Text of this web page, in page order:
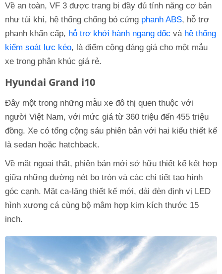
Về an toàn, VF 3 được trang bị đầy đủ tính năng cơ bản
như túi khí, hệ thống chống bó cứng phanh ABS, hỗ trợ
phanh khẩn cấp, hỗ trợ khởi hành ngang dốc và hệ thống
kiểm soát lực kéo, là điểm cộng đáng giá cho một mẫu
xe trong phân khúc giá rẻ.
Hyundai Grand i10
Đây một trong những mẫu xe đô thị quen thuộc với
người Việt Nam, với mức giá từ 360 triệu đến 455 triệu
đồng. Xe có tổng cộng sáu phiên bản với hai kiểu thiết kế
là sedan hoặc hatchback.
Về mặt ngoại thất, phiên bản mới sở hữu thiết kế kết hợp
giữa những đường nét bo tròn và các chi tiết tạo hình
góc cạnh. Mặt ca-lăng thiết kế mới, dải đèn định vị LED
hình xương cá cùng bộ mâm hợp kim kích thước 15
inch.